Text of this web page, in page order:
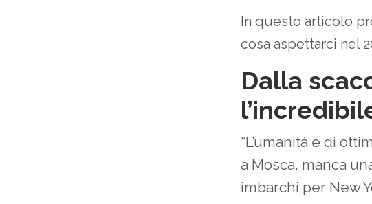
In questo articolo
cosa aspettarci nel
Dalla
“L’umanità è di
a Mosca, manca
imbarchi per New